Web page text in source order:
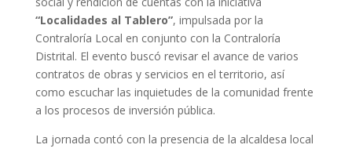
“Localidades al Tablero”, impulsada por la
Contraloría Local en conjunto con la Contraloría
Distrital. El evento buscó revisar el avance de varios
contratos de obras y servicios en el territorio, así
como escuchar las inquietudes de la comunidad frente
a los procesos de inversión pública.
La jornada contó con la presencia de la alcaldesa local